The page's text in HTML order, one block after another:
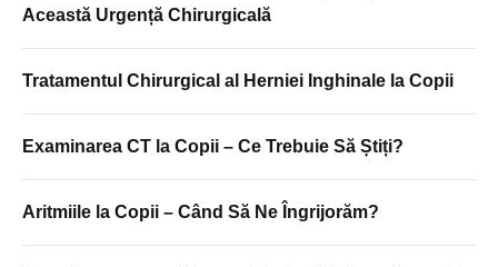
Această Urgență Chirurgicală
Tratamentul Chirurgical al Herniei Inghinale la Copii
Examinarea CT la Copii – Ce Trebuie Să Știți?
Aritmiile la Copii – Când Să Ne Îngrijorăm?